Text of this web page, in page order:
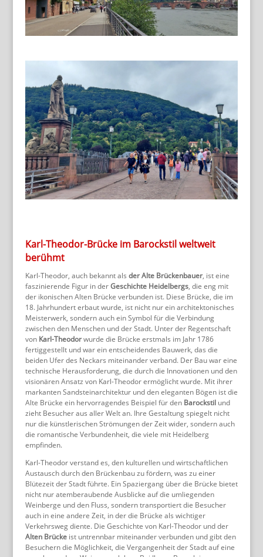
Karl-Theodor-Brücke im Barockstil weltweit
berühmt
Karl-Theodor, auch bekannt als der Alte Brückenbauer, ist eine
faszinierende Figur in derGeschichte Heidelbergs, die eng mit
der ikonischen Alten Brücke verbunden ist. Diese Brücke, die im
18. Jahrhundert erbaut wurde, ist nicht nur ein architektonisches
Meisterwerk, sondern auch ein Symbol für die Verbindung
zwischen den Menschen und der Stadt. Unter der Regentschaft
von Karl-Theodorwurde die Brücke erstmals im Jahr 1786
fertiggestellt und war ein entscheidendes Bauwerk, das die
beiden Ufer des Neckars miteinander verband. Der Bau war eine
technische Herausforderung, die durch die Innovationen und den
visionären Ansatz von Karl-Theodor ermöglicht wurde. Mit ihrer
markanten Sandsteinarchitektur und den eleganten Bögen ist die
Alte Brücke ein hervorragendes Beispiel für den Barockstilund
zieht Besucher aus aller Welt an. Ihre Gestaltung spiegelt nicht
nur die künstlerischen Strömungen der Zeit wider, sondern auch
die romantische Verbundenheit, die viele mit Heidelberg
empfinden.
Karl-Theodor verstand es, den kulturellen und wirtschaftlichen
Austausch durch den Brückenbau zu fördern, was zu einer
Blütezeit der Stadt führte. Ein Spaziergang über die Brücke bietet
nicht nur atemberaubende Ausblicke auf die umliegenden
Weinberge und den Fluss, sondern transportiert die Besucher
auch in eine andere Zeit, in der die Brücke als wichtiger
Verkehrsweg diente. Die Geschichte von Karl-Theodor und der
Alten Brückeist untrennbar miteinander verbunden und gibt den
Besuchern die Möglichkeit, die Vergangenheit der Stadt auf eine